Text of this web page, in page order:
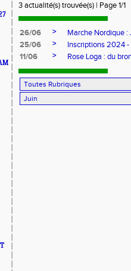
3 actualité(s) trouvée(s) | Page 1/1
26/06 >
Marche Nordique
25/06
>
Inscriptions 2024
11/06
> Rose Loga : du